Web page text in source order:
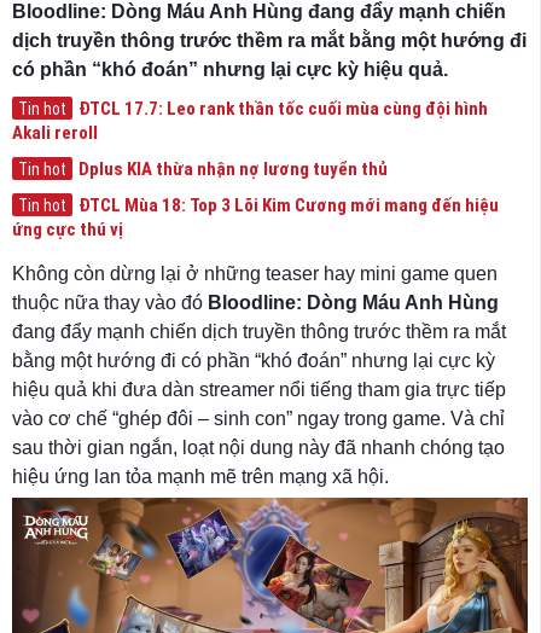
Bloodline: Dòng Máu Anh Hùng đang đẩy mạnh chiến
dịch truyền thông trước thềm ra mắt bằng một hướng đi
có phần “khó đoán” nhưng lại cực kỳ hiệu quả.
Tin hot
ĐTCL 17.7: Leo rank thần tốc cuối mùa cùng đội hình
Akali reroll
Tin hot Dplus KIA thừa nhận nợ lương tuyển thủ
Tin hot
ĐTCL Mùa 18: Top 3 Lõi Kim Cương mới mang đến hiệu
ứng cực thú vị
Không còn dừng lại ở những teaser hay mini game quen
thuộc nữa thay vào đó Bloodline: Dòng Máu Anh Hùng
đang đẩy mạnh chiến dịch truyền thông trước thềm ra mắt
bằng một hướng đi có phần “khó đoán” nhưng lại cực kỳ
hiệu quả khi đưa dàn streamer nổi tiếng tham gia trực tiếp
vào cơ chế “ghép đôi – sinh con” ngay trong game. Và chỉ
sau thời gian ngắn, loạt nội dung này đã nhanh chóng tạo
hiệu ứng lan tỏa mạnh mẽ trên mạng xã hội.